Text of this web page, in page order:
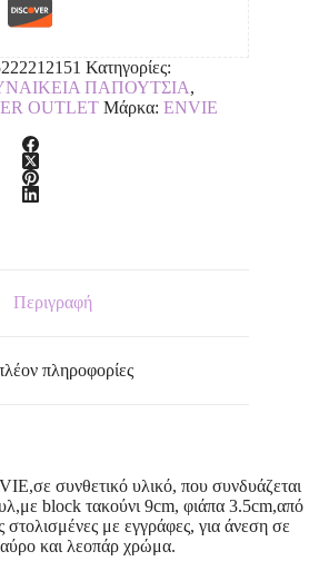
Κατηγορίες:
ΠΑΠΟΥΤΣΙΑ,
OUTLET Μάρκα: ENVIE
Περιγραφή
πληροφορίες
συνθετικό υλικό, που συνδυάζεται
block τακούνι 9cm, φιάπα 3.5cm,από
με εγγράφες, για άνεση σε
και λεοπάρ χρώμα.